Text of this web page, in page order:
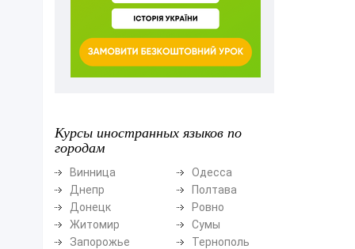
Курсы иностранных языков по
городам
Винница
Днепр
Донецк
Житомир
Запорожье
Одесса
Полтава
Ровно
Сумы
Тернополь